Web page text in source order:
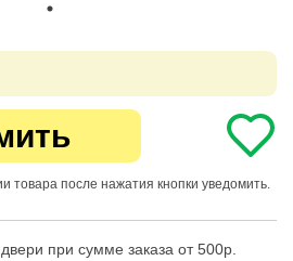
товара после нажатия кнопки уведомить.
при сумме заказа от 500р.